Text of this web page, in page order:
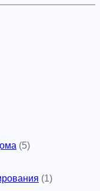
(5)
(1)